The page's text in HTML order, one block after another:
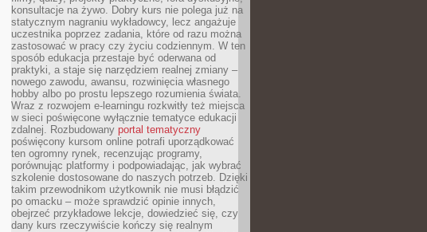
konsultacje na żywo. Dobry kurs nie polega już na
statycznym nagraniu wykładowcy, lecz angażuje
uczestnika poprzez zadania, które od razu można
zastosować w pracy czy życiu codziennym. W ten
sposób edukacja przestaje być oderwana od
praktyki, a staje się narzędziem realnej zmiany –
nowego zawodu, awansu, rozwinięcia własnego
hobby albo po prostu lepszego rozumienia świata.
Wraz z rozwojem e-learningu rozkwitły też miejsca
w sieci poświęcone wyłącznie tematyce edukacji
zdalnej. Rozbudowany portal tematyczny
poświęcony kursom online potrafi uporządkować
ten ogromny rynek, recenzując programy,
porównując platformy i podpowiadając, jak wybrać
szkolenie dostosowane do naszych potrzeb. Dzięki
takim przewodnikom użytkownik nie musi błądzić
po omacku – może sprawdzić opinie innych,
obejrzeć przykładowe lekcje, dowiedzieć się, czy
dany kurs rzeczywiście kończy się realnym